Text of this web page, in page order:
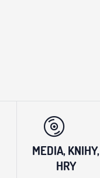
MEDIA, KNIHY,
HRY